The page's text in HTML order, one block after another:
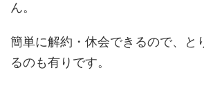
ん。
簡単に解約・休会できるので、と
るのも有りです。